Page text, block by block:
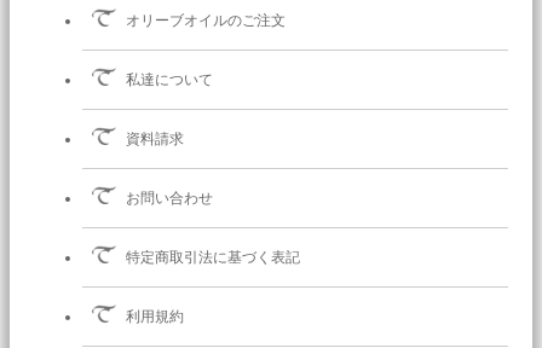
オリーブオイルのご注文
私達について
資料請求
お問い合わせ
特定商取引法に基づく表記
利用規約